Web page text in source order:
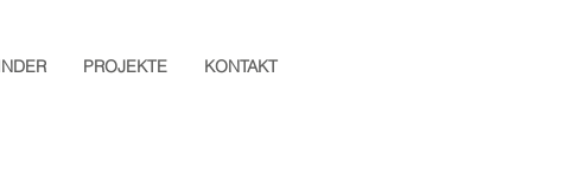
PROJEKTE KONTAKT